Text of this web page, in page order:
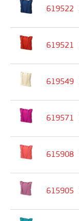
619522
619521
619549
619571
615908
615905